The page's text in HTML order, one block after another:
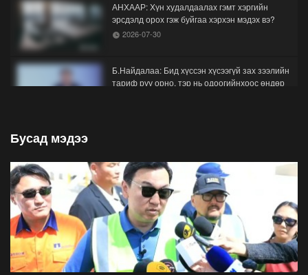
АНХААР: Хүн худалдаалах гэмт хэргийн
эрсдэлд орох гэж буйгаа хэрхэн мэдэх вэ?
2026-07-30
Б.Найдалаа: Бид хүссэн хүсээгүй зах зээлийн
тариф руу орно, тэр нь одоогийнхоос өндөр
2026-07-22
С.Амарсайхан: Фэйсбүүкээр ангийн групп чат
нээдэг, үүгээр даалгавраа өгдгийг зогсоож,
хаана
2026-07-21
ФОТО: Тажикистан Улсын Ерөнхийлөгчийн
Бусад мэдээ